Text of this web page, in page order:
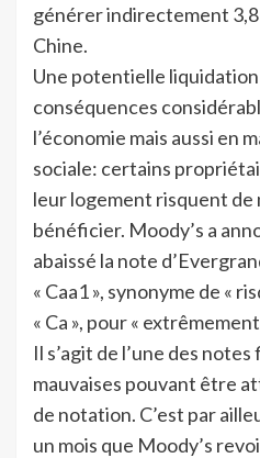
générer indirectement 3,8
Chine.
Une potentielle
conséquences
l’économie mais aussi en
sociale: certains
leur logement risquent de
bénéficier. Moody’s a
abaissé la note
« Caa1 », synonyme de «
« Ca », pour «
Il s’agit de l’une des
mauvaises pouvant être
de notation. C’est par
un mois que Moody’s